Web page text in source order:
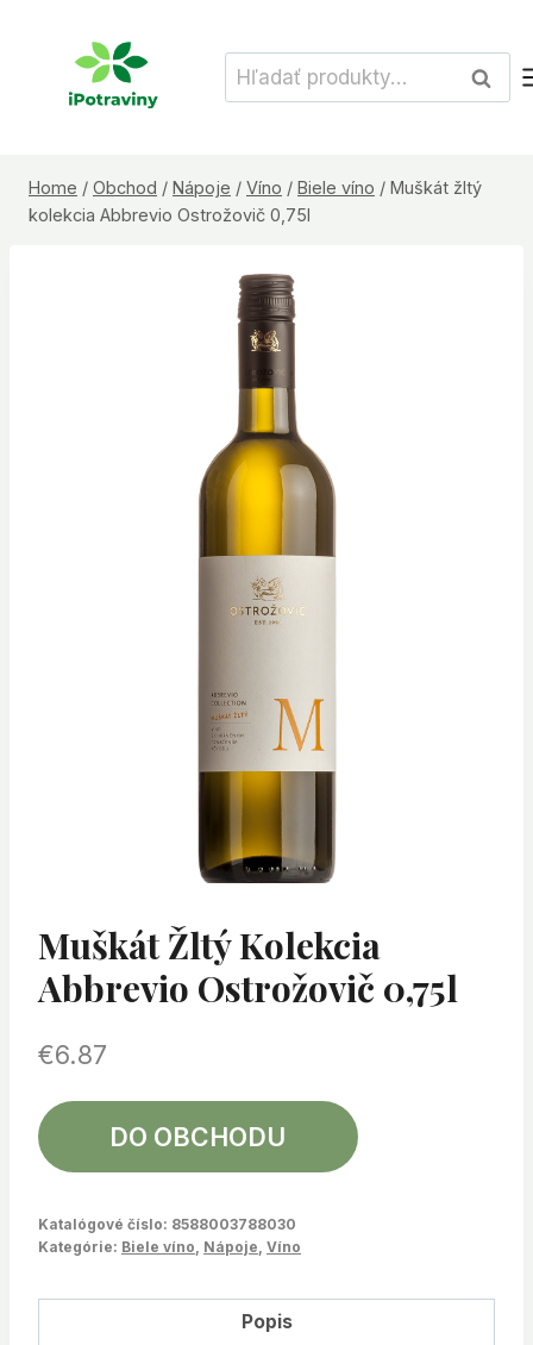
Hľadať:
Home / Obchod / Nápoje / Víno / Biele víno / Muškát žltý
kolekcia Abbrevio Ostrožovič 0,75l
Muškát Žltý Kolekcia
Abbrevio Ostrožovič 0,75l
€6.87
DO OBCHODU
Katalógové číslo: 8588003788030
Kategórie: Biele víno Nápoje Víno
Popis